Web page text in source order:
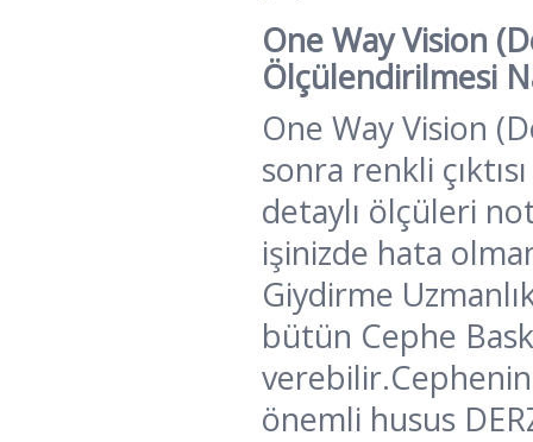
One Way Vision
Ölçülendirilmesi
One Way Vision
sonra renkli
detaylı ölçüleri
işinizde hata
Giydirme
bütün Cephe
önemli husus